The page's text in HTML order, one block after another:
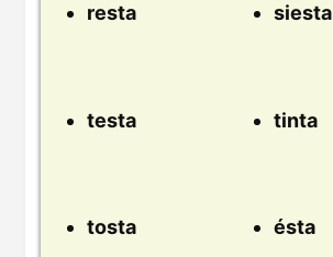
resta siesta
testa tinta
tosta ésta